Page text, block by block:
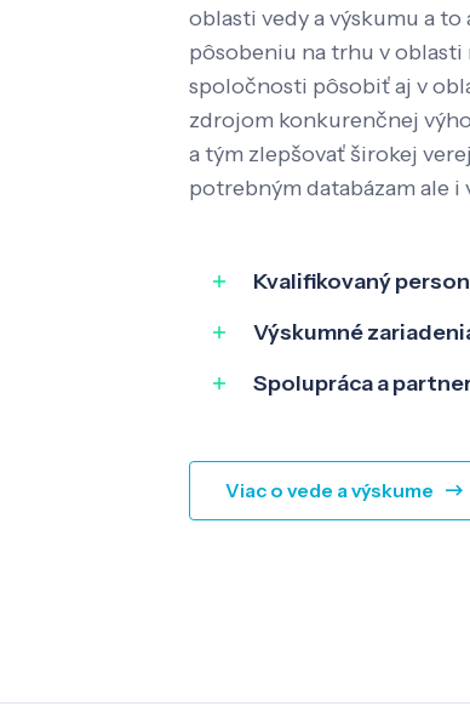
oblasti vedy a výskumu a
pôsobeniu na trhu v
spoločnosti pôsobiť aj v
zdrojom konkurenčnej
a tým zlepšovať širokej
potrebným databázam ale
Kvalifikovaný
Výskumné
Spolupráca a
Viac o vede a výskume